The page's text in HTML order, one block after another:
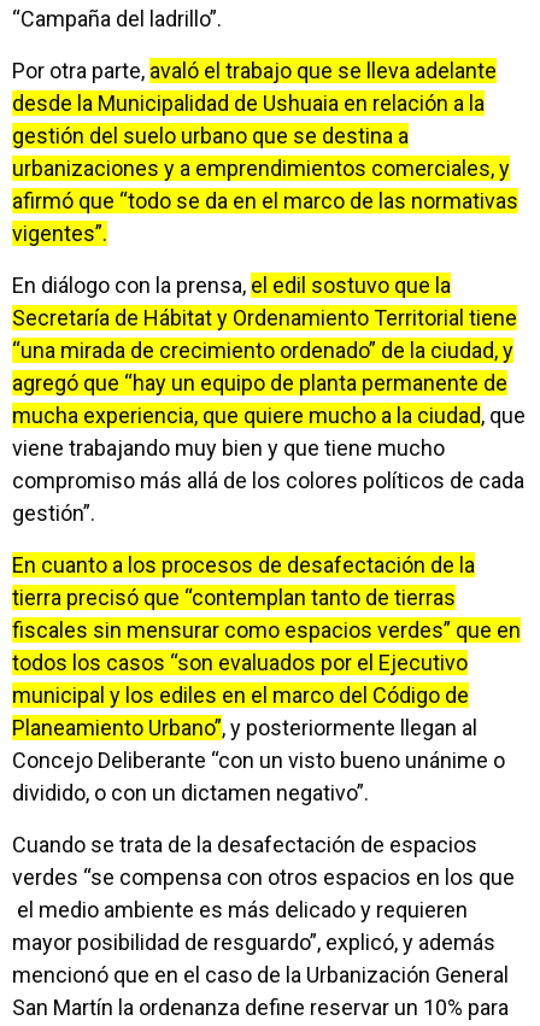
“Campaña del ladrillo”.
Por otra parte, avaló el trabajo que se lleva adelante
desde la Municipalidad de Ushuaia en relación a la
gestión del suelo urbano que se destina a
urbanizaciones y a emprendimientos comerciales, y
afirmó que “todo se da en el marco de las normativas
vigentes”.
En diálogo con la prensa, el edil sostuvo que la
Secretaría de Hábitat y Ordenamiento Territorial tiene
“una mirada de crecimiento ordenado” de la ciudad, y
agregó que “hay un equipo de planta permanente de
mucha experiencia, que quiere mucho a la ciudad, que
viene trabajando muy bien y que tiene mucho
compromiso más allá de los colores políticos de cada
gestión”.
En cuanto a los procesos de desafectación de la
tierra precisó que “contemplan tanto de tierras
fiscales sin mensurar como espacios verdes” que en
todos los casos “son evaluados por el Ejecutivo
municipal y los ediles en el marco del Código de
Planeamiento Urbano”, y posteriormente llegan al
Concejo Deliberante “con un visto bueno unánime o
dividido, o con un dictamen negativo”.
Cuando se trata de la desafectación de espacios
verdes “se compensa con otros espacios en los que
el medio ambiente es más delicado y requieren
mayor posibilidad de resguardo”, explicó, y además
mencionó que en el caso de la Urbanización General
San Martín la ordenanza define reservar un 10% para